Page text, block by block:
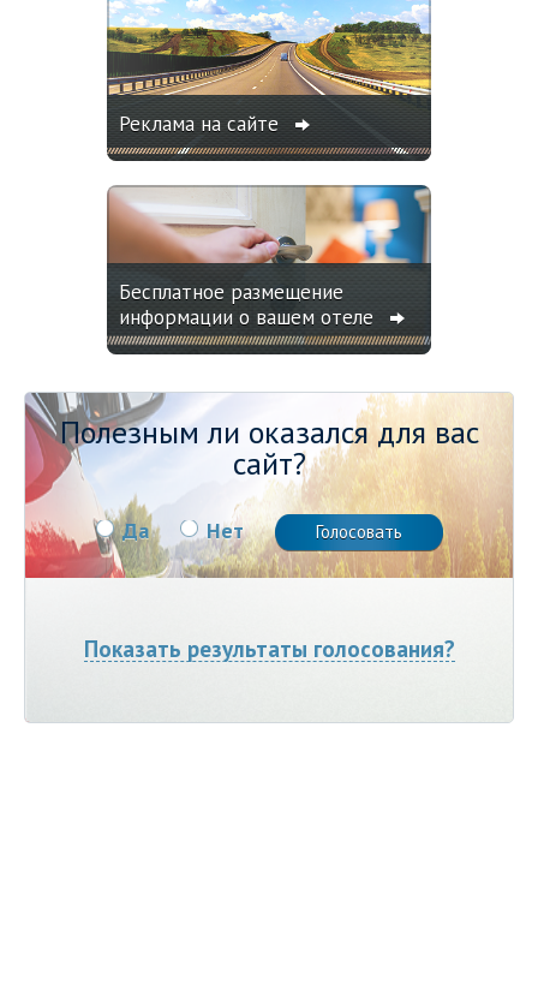
Реклама на сайте
Бесплатное размещение
информации о вашем отеле
Полезным ли оказался для вас
сайт?
Да Нет
Показать результаты голосования?